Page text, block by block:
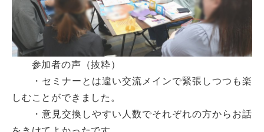
参加者の声（抜粋）
・セミナーとは違い交流メインで緊張しつつも楽
しむことができました。
・意見交換しやすい人数でそれぞれの方からお話